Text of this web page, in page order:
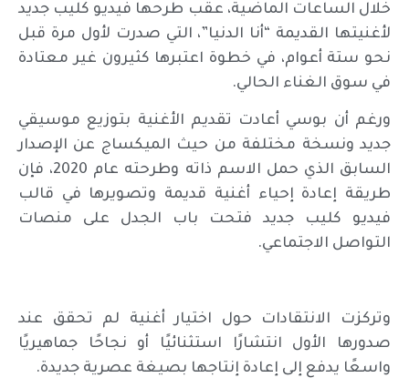
خلال الساعات الماضية، عقب طرحها فيديو كليب جديد
لأغنيتها القديمة “أنا الدنيا”، التي صدرت لأول مرة قبل
نحو ستة أعوام، في خطوة اعتبرها كثيرون غير معتادة
في سوق الغناء الحالي.
ورغم أن بوسي أعادت تقديم الأغنية بتوزيع موسيقي
جديد ونسخة مختلفة من حيث الميكساج عن الإصدار
السابق الذي حمل الاسم ذاته وطرحته عام 2020، فإن
طريقة إعادة إحياء أغنية قديمة وتصويرها في قالب
فيديو كليب جديد فتحت باب الجدل على منصات
التواصل الاجتماعي.
وتركزت الانتقادات حول اختيار أغنية لم تحقق عند
صدورها الأول انتشارًا استثنائيًا أو نجاحًا جماهيريًا
واسعًا يدفع إلى إعادة إنتاجها بصيغة عصرية جديدة.